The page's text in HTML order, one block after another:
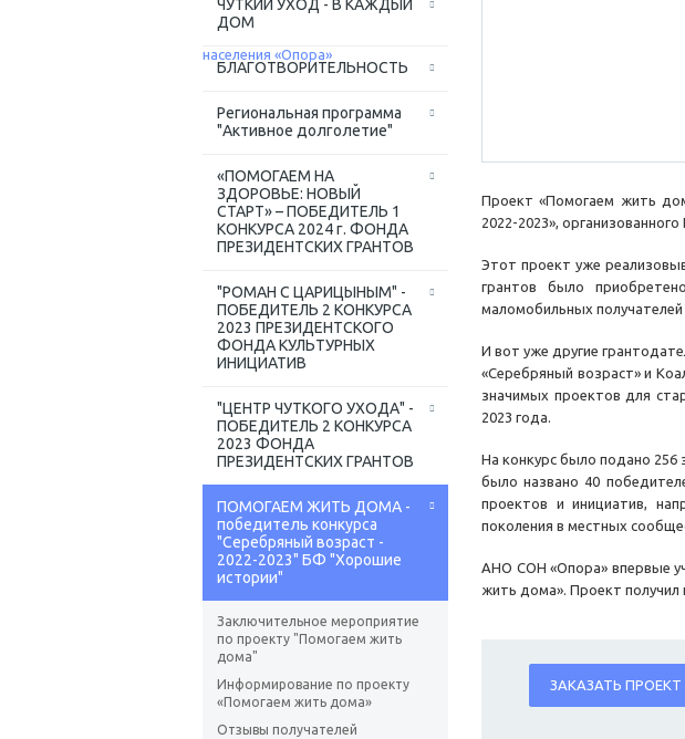
ЧУТКИЙ УХОД - В КАЖДЫЙ
ДОМ
БЛАГОТВОРИТЕЛЬНОСТЬ
Региональная программа
"Активное долголетие"
«ПОМОГАЕМ НА
ЗДОРОВЬЕ: НОВЫЙ
СТАРТ» – ПОБЕДИТЕЛЬ 1
КОНКУРСА 2024 г. ФОНДА
ПРЕЗИДЕНТСКИХ ГРАНТОВ
"РОМАН С ЦАРИЦЫНЫМ" -
ПОБЕДИТЕЛЬ 2 КОНКУРСА
2023 ПРЕЗИДЕНТСКОГО
ФОНДА КУЛЬТУРНЫХ
ИНИЦИАТИВ
"ЦЕНТР ЧУТКОГО УХОДА" -
ПОБЕДИТЕЛЬ 2 КОНКУРСА
2023 ФОНДА
ПРЕЗИДЕНТСКИХ ГРАНТОВ
ПОМОГАЕМ ЖИТЬ ДОМА -
победитель конкурса
"Серебряный возраст -
2022-2023" БФ "Хорошие
истории"
Заключительное мероприятие
по проекту "Помогаем жить
дома"
Информирование по проекту
«Помогаем жить дома»
Отзывы получателей
Проект «Помогаем жить
2022-2023»,
Этот проект уже
грантов было
маломобильных получателей
И вот уже другие
«Серебряный возраст» и
значимых проектов для
2023 года.
На конкурс было подано 256
было названо 40
проектов и инициатив,
поколения в местных
АНО СОН «Опора» впервые
жить дома». Проект получил
ЗАКАЗАТЬ ПРОЕКТ